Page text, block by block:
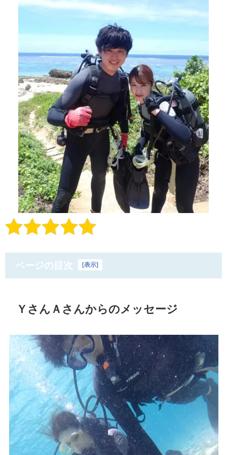
ページの目次 表示
ＹさんＡさんからのメッセージ